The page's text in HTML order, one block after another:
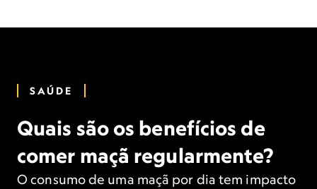
SAÚDE
Quais são os benefícios de
comer maçã regularmente?
O consumo de uma maçã por dia tem impacto